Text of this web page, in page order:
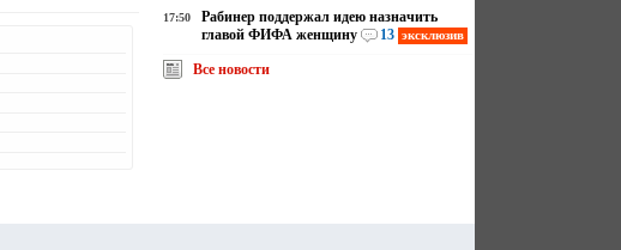
17:50
Рабинер поддержал идею назначить
главой ФИФА женщину
13 эксклюзив
Все новости